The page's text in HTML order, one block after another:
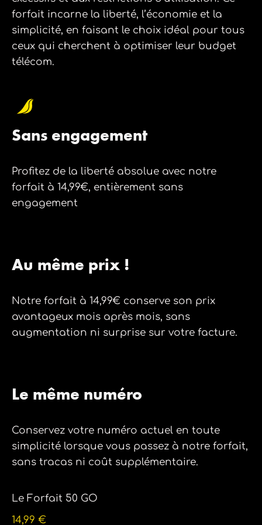
forfait incarne la liberté, l’économie et la
simplicité, en faisant le choix idéal pour tous
ceux qui cherchent à optimiser leur budget
télécom.
Sans engagement
Profitez de la liberté absolue avec notre
forfait à 14,99€, entièrement sans
engagement
Au même prix !
Notre forfait à 14,99€ conserve son prix
avantageux mois après mois, sans
augmentation ni surprise sur votre facture.
Le même numéro
Conservez votre numéro actuel en toute
simplicité lorsque vous passez à notre forfait,
sans tracas ni coût supplémentaire.
Le Forfait 50 GO
14,99 €